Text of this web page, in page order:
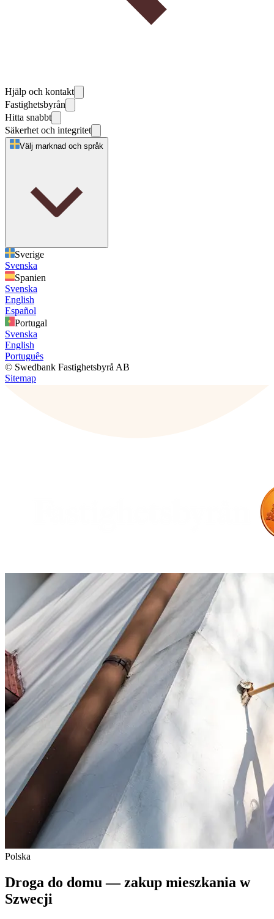
Hjälp och kontakt
Fastighetsbyrån
Hitta snabbt
Säkerhet och integritet
Välj marknad och språk
Sverige
Svenska
Spanien
Svenska
English
Español
Portugal
Svenska
English
Português
© Swedbank Fastighetsbyrå AB
Sitemap
Polska
Droga do domu — zakup mieszkania w
Szwecji